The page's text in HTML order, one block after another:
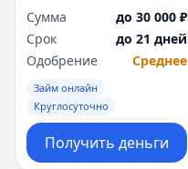
Сумма
до 30 000 ₽
Срок
до 21 дней
Одобрение
Среднее
Займ онлайн
Круглосуточно
Получить деньги